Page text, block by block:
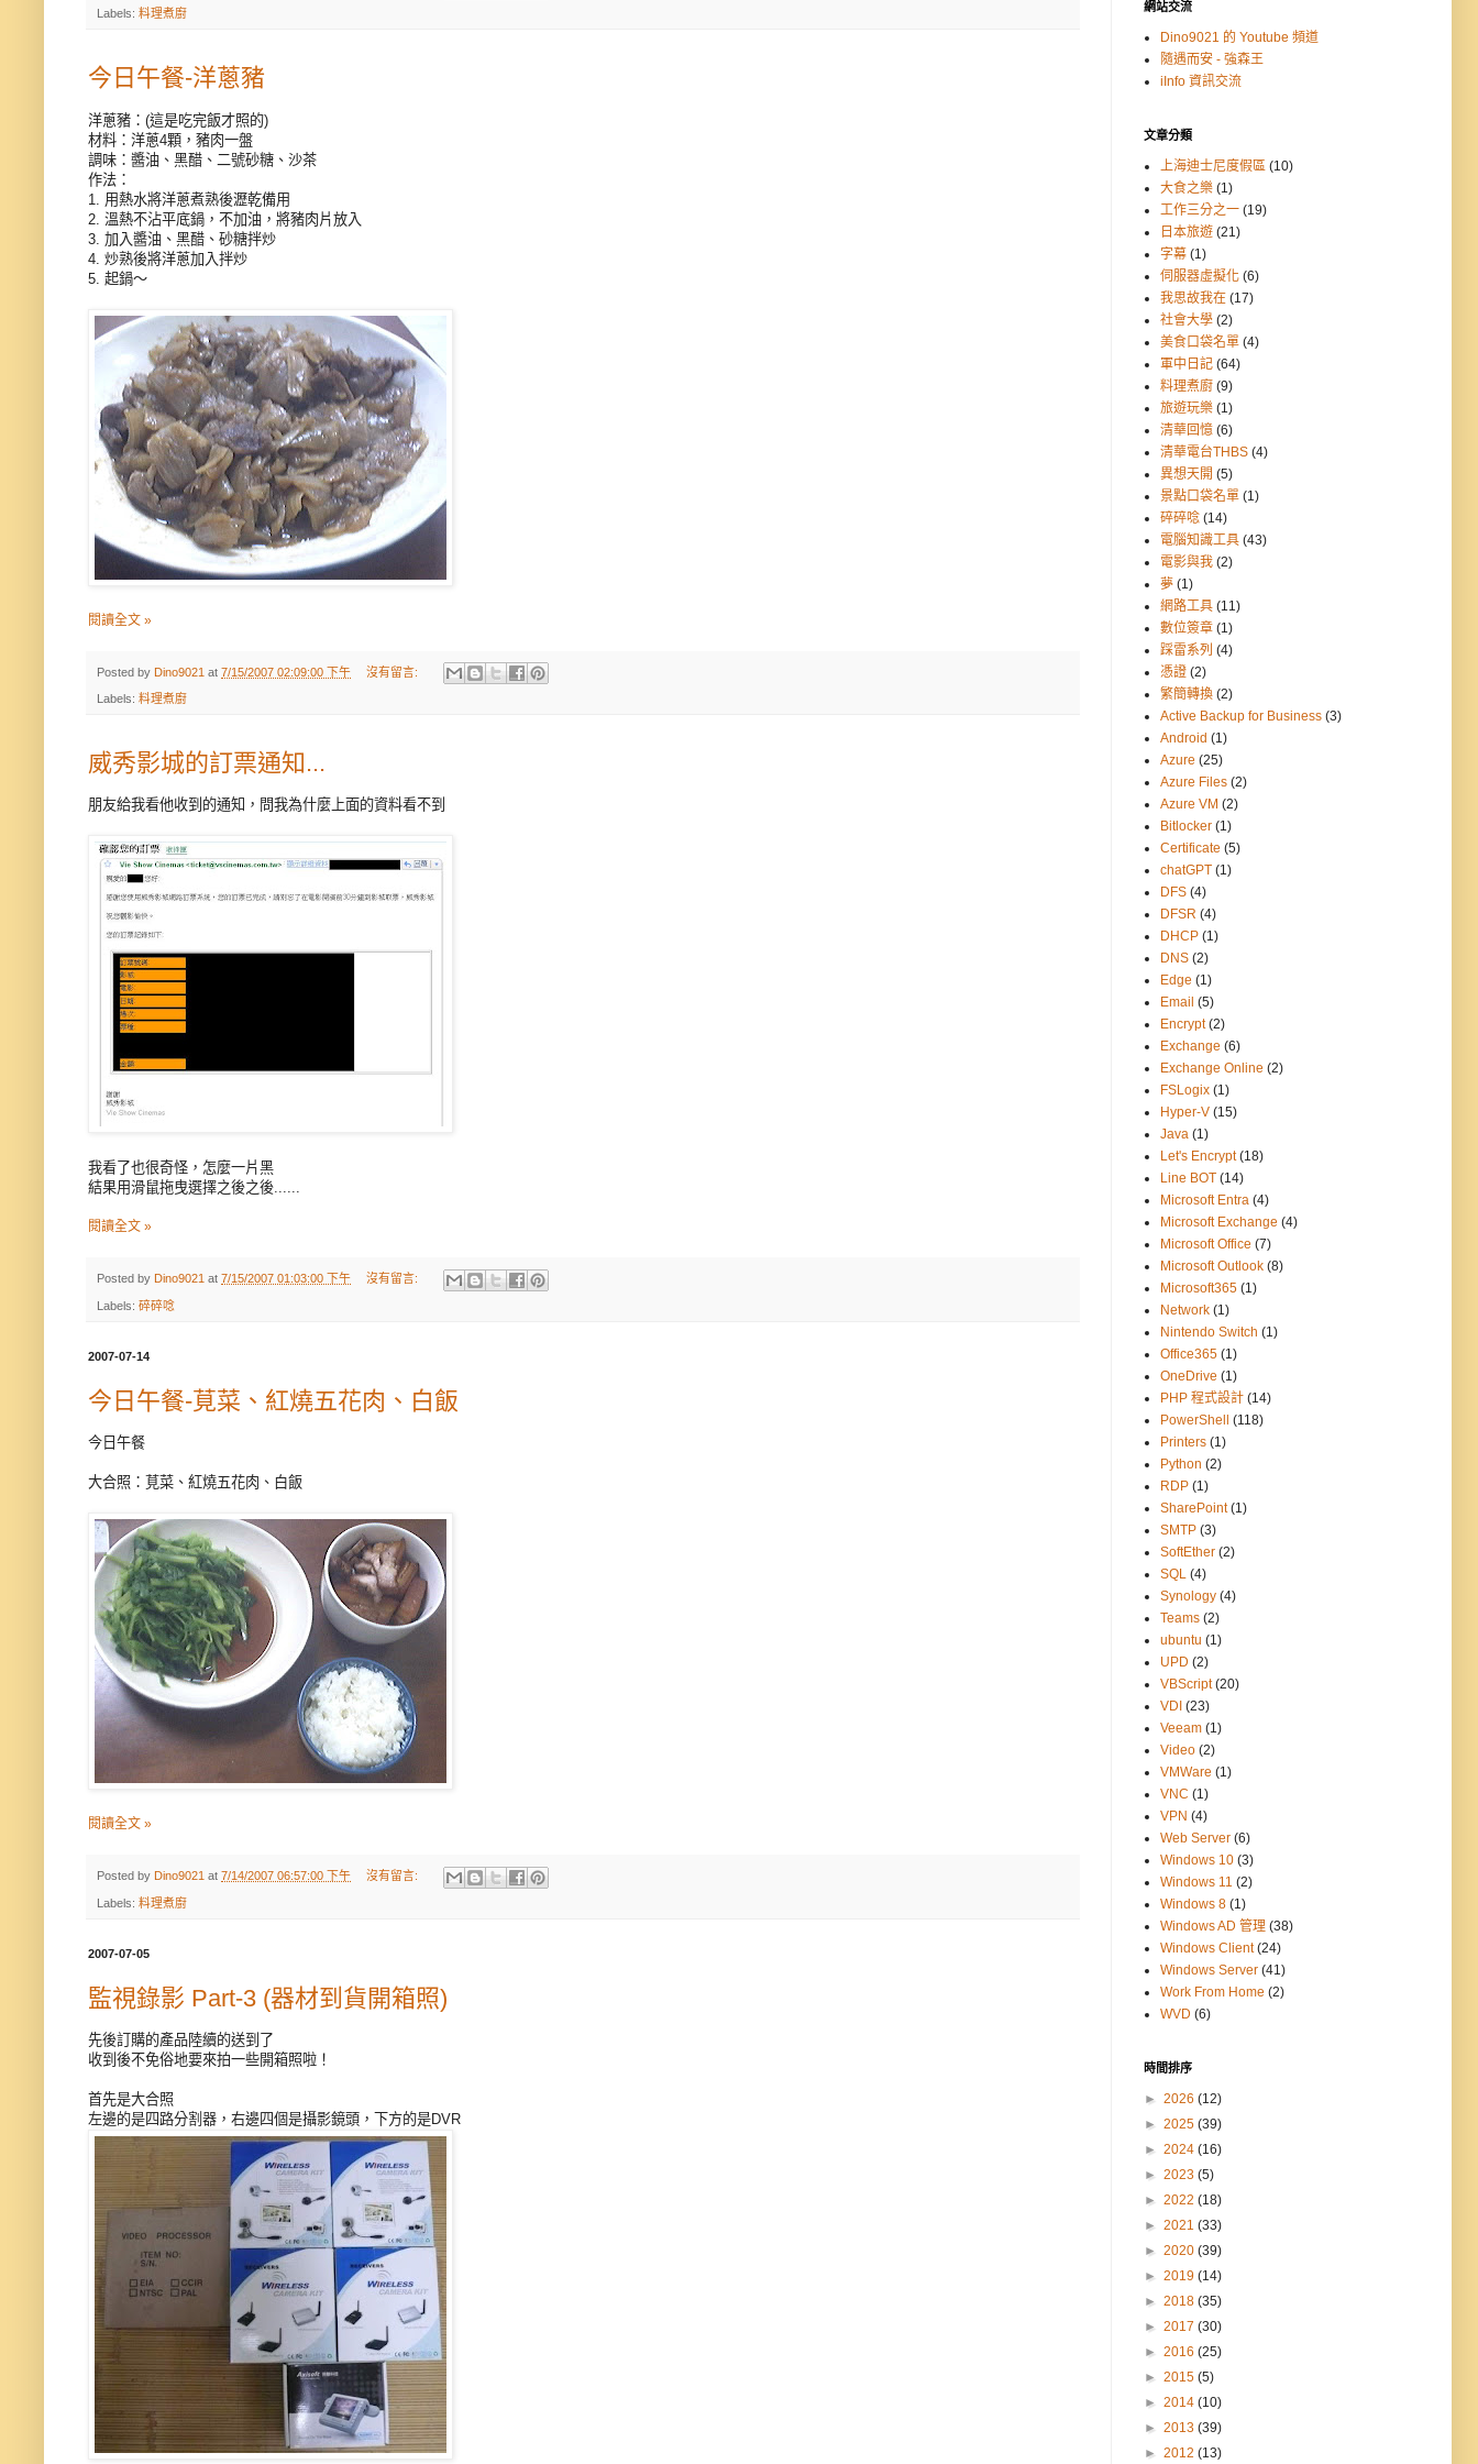
Labels: 料理煮廚
今日午餐-洋蔥豬
洋蔥豬：(這是吃完飯才照的)
材料：洋蔥4顆，豬肉一盤
調味：醬油、黑醋、二號砂糖、沙茶
作法：
1. 用熱水將洋蔥煮熟後瀝乾備用
2. 溫熱不沾平底鍋，不加油，將豬肉片放入
3. 加入醬油、黑醋、砂糖拌炒
4. 炒熟後將洋蔥加入拌炒
5. 起鍋～
閱讀全文 »
Posted by Dino9021 at 7/15/2007 02:09:00 下午 沒有留言:
Labels: 料理煮廚
威秀影城的訂票通知...
朋友給我看他收到的通知，問我為什麼上面的資料看不到
我看了也很奇怪，怎麼一片黑
結果用滑鼠拖曳選擇之後之後......
閱讀全文 »
Posted by Dino9021 at 7/15/2007 01:03:00 下午 沒有留言:
Labels: 碎碎唸
2007-07-14
今日午餐-莧菜、紅燒五花肉、白飯
今日午餐
大合照：莧菜、紅燒五花肉、白飯
閱讀全文 »
Posted by Dino9021 at 7/14/2007 06:57:00 下午 沒有留言:
Labels: 料理煮廚
2007-07-05
監視錄影 Part-3 (器材到貨開箱照)
先後訂購的產品陸續的送到了
收到後不免俗地要來拍一些開箱照啦！
首先是大合照
左邊的是四路分割器，右邊四個是攝影鏡頭，下方的是DVR
網站交流
Dino9021 的 Youtube 頻道
隨遇而安 - 強森王
iInfo 資訊交流
文章分類
上海迪士尼度假區 (10)
大食之樂 (1)
工作三分之一 (19)
日本旅遊 (21)
字幕 (1)
伺服器虛擬化 (6)
我思故我在 (17)
社會大學 (2)
美食口袋名單 (4)
軍中日記 (64)
料理煮廚 (9)
旅遊玩樂 (1)
清華回憶 (6)
清華電台THBS (4)
異想天開 (5)
景點口袋名單 (1)
碎碎唸 (14)
電腦知識工具 (43)
電影與我 (2)
夢 (1)
網路工具 (11)
數位簽章 (1)
踩雷系列 (4)
憑證 (2)
繁簡轉換 (2)
Active Backup for Business (3)
Android (1)
Azure (25)
Azure Files (2)
Azure VM (2)
Bitlocker (1)
Certificate (5)
chatGPT (1)
DFS (4)
DFSR (4)
DHCP (1)
DNS (2)
Edge (1)
Email (5)
Encrypt (2)
Exchange (6)
Exchange Online (2)
FSLogix (1)
Hyper-V (15)
Java (1)
Let's Encrypt (18)
Line BOT (14)
Microsoft Entra (4)
Microsoft Exchange (4)
Microsoft Office (7)
Microsoft Outlook (8)
Microsoft365 (1)
Network (1)
Nintendo Switch (1)
Office365 (1)
OneDrive (1)
PHP 程式設計 (14)
PowerShell
(118)
Printers (1)
Python (2)
RDP (1)
SharePoint (1)
SMTP (3)
SoftEther (2)
SQL (4)
Synology (4)
Teams (2)
ubuntu (1)
UPD (2)
VBScript (20)
VDI (23)
Veeam (1)
Video (2)
VMWare (1)
VNC (1)
VPN (4)
Web Server (6)
Windows 10 (3)
Windows 11 (2)
Windows 8 (1)
Windows AD 管理 (38)
Windows Client (24)
Windows Server (41)
Work From Home (2)
WVD (6)
時間排序
► 2026 (12)
► 2025 (39)
► 2024 (16)
► 2023 (5)
► 2022 (18)
► 2021 (33)
► 2020 (39)
► 2019 (14)
► 2018 (35)
► 2017 (30)
► 2016 (25)
► 2015 (5)
► 2014 (10)
► 2013 (39)
► 2012 (13)